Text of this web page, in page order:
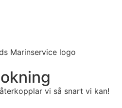
vi så snart vi kan!